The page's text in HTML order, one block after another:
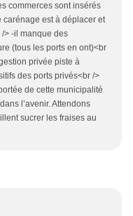
commerces sont insérés
carénage est à déplacer et
> -il manque des
(tous les ports en ont)<br
privée piste à
des ports privés<br />
de cette municipalité
l’avenir. Attendons
sucrer les fraises au